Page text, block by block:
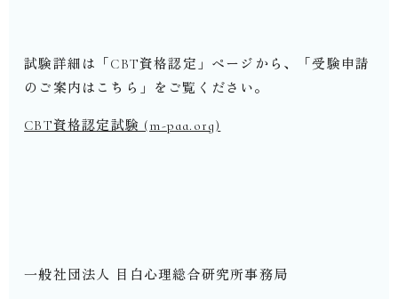
試験詳細は「CBT資格認定」ページから、「受験申請
のご案内はこちら」をご覧ください。
CBT資格認定試験 (m-paa.org)
一般社団法人 目白心理総合研究所事務局